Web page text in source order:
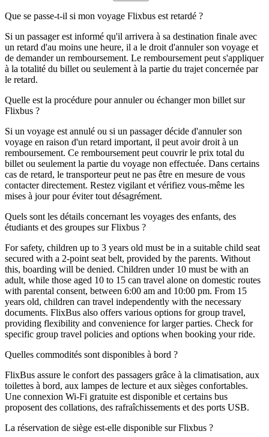
Que se passe-t-il si mon voyage Flixbus est retardé ?
Si un passager est informé qu'il arrivera à sa destination finale avec
un retard d'au moins une heure, il a le droit d'annuler son voyage et
de demander un remboursement. Le remboursement peut s'appliquer
à la totalité du billet ou seulement à la partie du trajet concernée par
le retard.
Quelle est la procédure pour annuler ou échanger mon billet sur
Flixbus ?
Si un voyage est annulé ou si un passager décide d'annuler son
voyage en raison d'un retard important, il peut avoir droit à un
remboursement. Ce remboursement peut couvrir le prix total du
billet ou seulement la partie du voyage non effectuée. Dans certains
cas de retard, le transporteur peut ne pas être en mesure de vous
contacter directement. Restez vigilant et vérifiez vous-même les
mises à jour pour éviter tout désagrément.
Quels sont les détails concernant les voyages des enfants, des
étudiants et des groupes sur Flixbus ?
For safety, children up to 3 years old must be in a suitable child seat
secured with a 2-point seat belt, provided by the parents. Without
this, boarding will be denied. Children under 10 must be with an
adult, while those aged 10 to 15 can travel alone on domestic routes
with parental consent, between 6:00 am and 10:00 pm. From 15
years old, children can travel independently with the necessary
documents. FlixBus also offers various options for group travel,
providing flexibility and convenience for larger parties. Check for
specific group travel policies and options when booking your ride.
Quelles commodités sont disponibles à bord ?
FlixBus assure le confort des passagers grâce à la climatisation, aux
toilettes à bord, aux lampes de lecture et aux sièges confortables.
Une connexion Wi-Fi gratuite est disponible et certains bus
proposent des collations, des rafraîchissements et des ports USB.
La réservation de siège est-elle disponible sur Flixbus ?